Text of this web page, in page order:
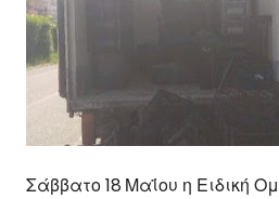
Σάββατο 18 Μαΐου η Ειδική